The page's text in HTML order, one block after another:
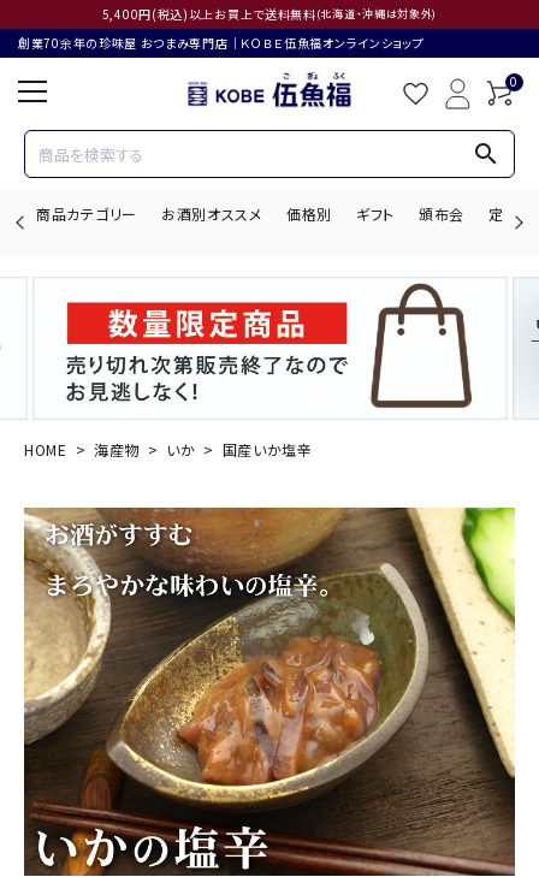
5,400円(税込)以上お買上で送料無料(北海道・沖縄は対象外)
創業70余年の珍味屋 おつまみ専門店│ＫＯＢＥ伍魚福オンラインショップ
0
search
商品カテゴリー お酒別オススメ 価格別 ギフト 頒布会 定期購
search
ACCOUNT MENU
商品カテゴリー
お酒別オススメ
価格別
お問い合わせ
ご利用ガイド
直営店
HOME 海産物 いか 国産いか塩辛